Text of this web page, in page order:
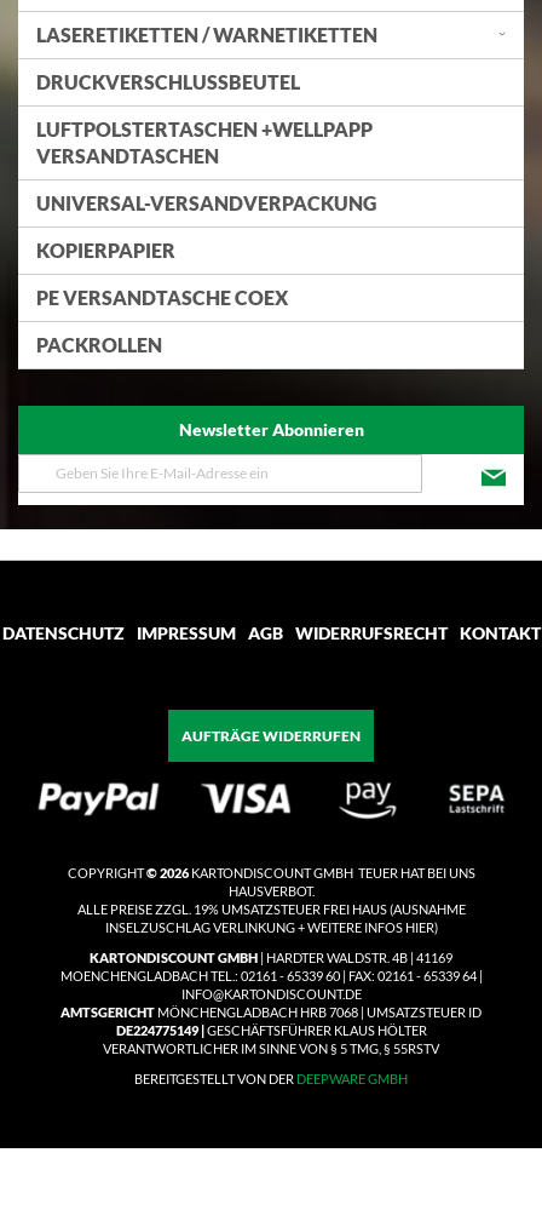
LASERETIKETTEN / WARNETIKETTEN
DRUCKVERSCHLUSSBEUTEL
LUFTPOLSTERTASCHEN +WELLPAPP
VERSANDTASCHEN
UNIVERSAL-VERSANDVERPACKUNG
KOPIERPAPIER
PE VERSANDTASCHE COEX
PACKROLLEN
Newsletter Abonnieren
Melden
Sie
unseren
DATENSCHUTZ
IMPRESSUM AGB WIDERRUFSRECHT KONTAKT
AUFTRÄGE WIDERRUFEN
COPYRIGHT© 2026KARTONDISCOUNT GMBH TEUER HAT BEI UNS
HAUSVERBOT.
ALLE PREISE ZZGL. 19% UMSATZSTEUER FREI HAUS(AUSNAHME
INSELZUSCHLAG VERLINKUNG + WEITERE INFOS HIER)
KARTONDISCOUNT GMBH | HARDTER WALDSTR. 4B | 41169
MOENCHENGLADBACH TEL.: 02161 - 65339 60 | FAX: 02161 - 65339 64 |
INFO@KARTONDISCOUNT.DE
AMTSGERICHT MÖNCHENGLADBACH HRB 7068 | UMSATZSTEUER ID
DE224775149 |GESCHÄFTSFÜHRER KLAUS HÖLTER
VERANTWORTLICHER IM SINNE VON § 5 TMG, § 55RSTV
BEREITGESTELLT VON DER DEEPWARE GMBH